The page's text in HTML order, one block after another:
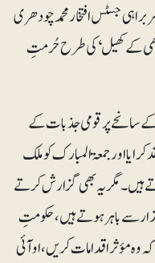
جسٹس افتخار محمد چودھری
’سانپ سیڑھی کے کھیل‘ کی طرح حُرمتِ
سانحے پر قومی جذبات کے
اور جمعۃ المبارک کو ملک
ہیں ۔مگر یہ بھی گزارش کرتے
سے باہر ہوتے ہیں، حکومتِ
مؤثر اقدامات کریں ، او آئی